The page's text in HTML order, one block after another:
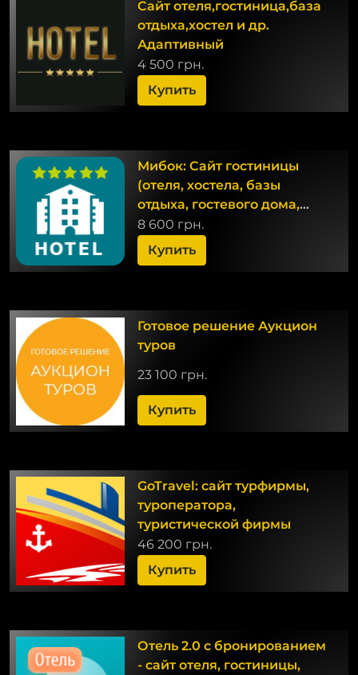
Сайт отеля,гостиница,база
отдыха,хостел и др.
Адаптивный
4 500 грн.
Купить
Мибок: Сайт гостиницы
(отеля, хостела, базы
отдыха, гостевого дома,
квартиры посуточно)
8 600 грн.
Купить
Готовое решение Аукцион
туров
23 100 грн.
Купить
GoTravel: сайт турфирмы,
туроператора,
туристической фирмы
46 200 грн.
Купить
Отель 2.0 с бронированием
- сайт отеля, гостиницы,